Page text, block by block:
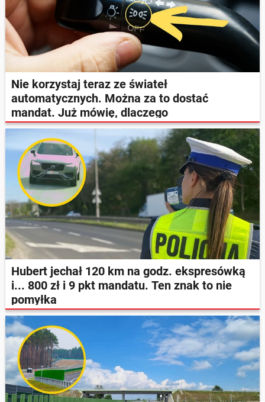
Nie korzystaj teraz ze świateł
automatycznych. Można za to dostać
mandat. Już mówię, dlaczego
Hubert jechał 120 km na godz. ekspresówką
i... 800 zł i 9 pkt mandatu. Ten znak to nie
pomyłka